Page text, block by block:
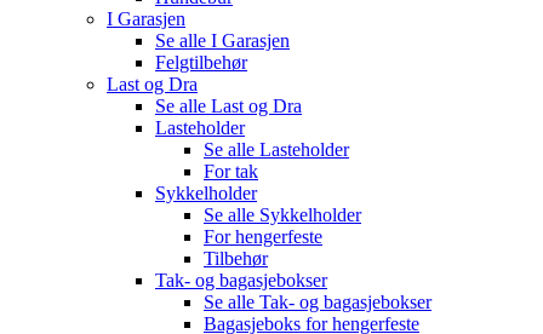
I Garasjen
Se alle I Garasjen
Felgtilbehør
Last og Dra
Se alle Last og Dra
Lasteholder
Se alle Lasteholder
For tak
Sykkelholder
Se alle Sykkelholder
For hengerfeste
Tilbehør
Tak- og bagasjebokser
Se alle Tak- og bagasjebokser
Bagasjeboks for hengerfeste